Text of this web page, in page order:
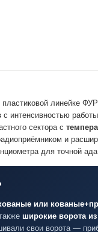
линейке
с интенсивностью
сектора с
и
для точной
или
широкие ворота из
свои ворота —